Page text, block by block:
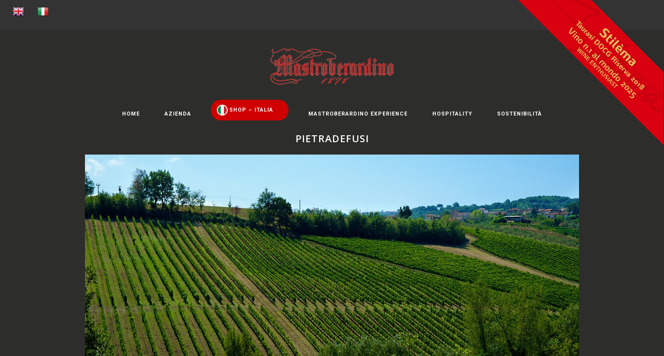
HOME AZIENDA
SHOP – ITALIA
MASTROBERARDINO EXPERIENCE HOSPITALITY SOSTENIBILITÀ
PIETRADEFUSI